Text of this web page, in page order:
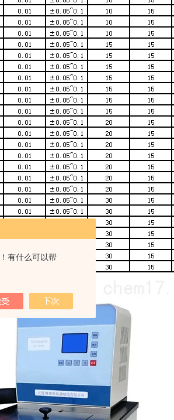
有什么可以帮